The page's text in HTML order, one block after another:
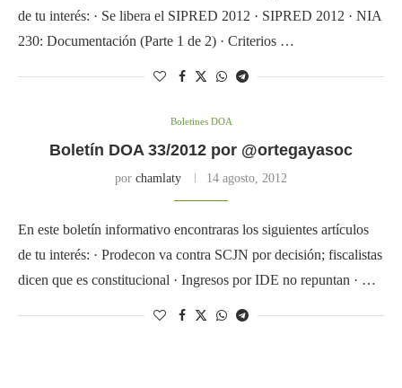
de tu interés: · Se libera el SIPRED 2012 · SIPRED 2012 · NIA
230: Documentación (Parte 1 de 2) · Criterios …
Boletines DOA
Boletín DOA 33/2012 por @ortegayasoc
por chamlaty 14 agosto, 2012
En este boletín informativo encontraras los siguientes artículos
de tu interés: · Prodecon va contra SCJN por decisión; fiscalistas
dicen que es constitucional · Ingresos por IDE no repuntan · …